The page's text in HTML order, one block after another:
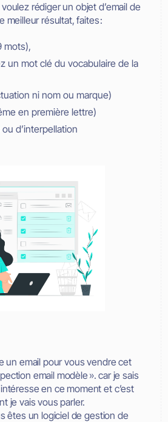
rédiger un objet d’email de
meilleur résultat, faites :
mots),
un mot clé du vocabulaire de la
ni nom ou marque)
en première lettre)
d’interpellation
un email pour vous vendre cet
email modèle ». car je sais
en ce moment et c’est
je vais vous parler.
êtes un logiciel de gestion de